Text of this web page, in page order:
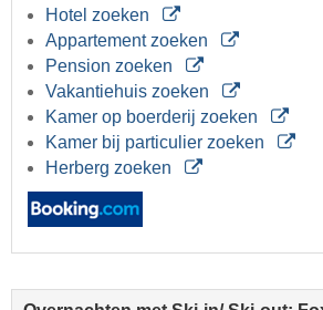
Hotel zoeken
Appartement zoeken
Pension zoeken
Vakantiehuis zoeken
Kamer op boerderij zoeken
Kamer bij particulier zoeken
Herberg zoeken